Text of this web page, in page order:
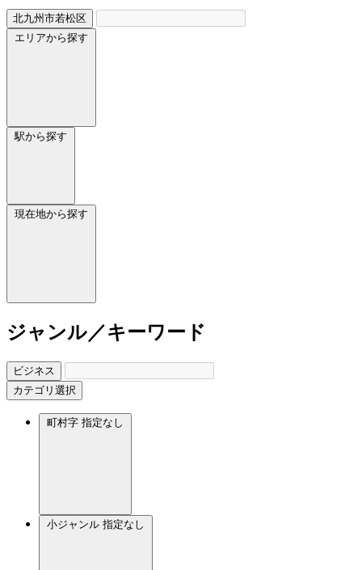
北九州市若松区
エリアから探す
駅から探す
現在地から探す
ジャンル／キーワード
ビジネス
カテゴリ選択
町村字 指定なし
小ジャンル 指定なし